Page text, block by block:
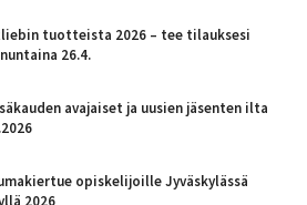
tuotteista 2026 – tee tilauksesi
26.4.
avajaiset ja uusien jäsenten ilta
opiskelijoille Jyväskylässä